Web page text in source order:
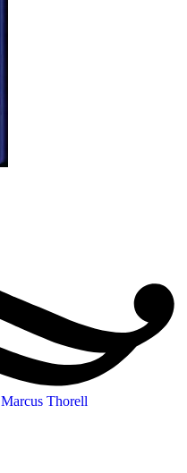
Marcus Thorell